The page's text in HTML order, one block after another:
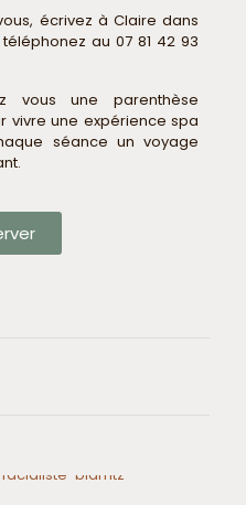
écrivez à Claire dans
au 07 81 42 93
vous une parenthèse
vivre une expérience spa
séance un voyage